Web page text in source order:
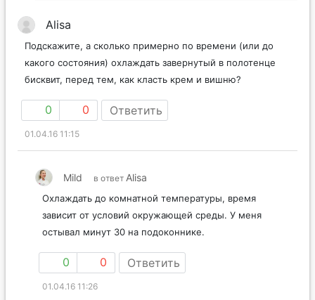
Alisa
Подскажите, а сколько примерно по времени (или до
какого состояния) охлаждать завернутый в полотенце
бисквит, перед тем, как класть крем и вишню?
0 0 Ответить
01.04.16 11:15
Mild в ответ Alisa
Охлаждать до комнатной температуры, время
зависит от условий окружающей среды. У меня
остывал минут 30 на подоконнике.
0 0 Ответить
01.04.16 11:26